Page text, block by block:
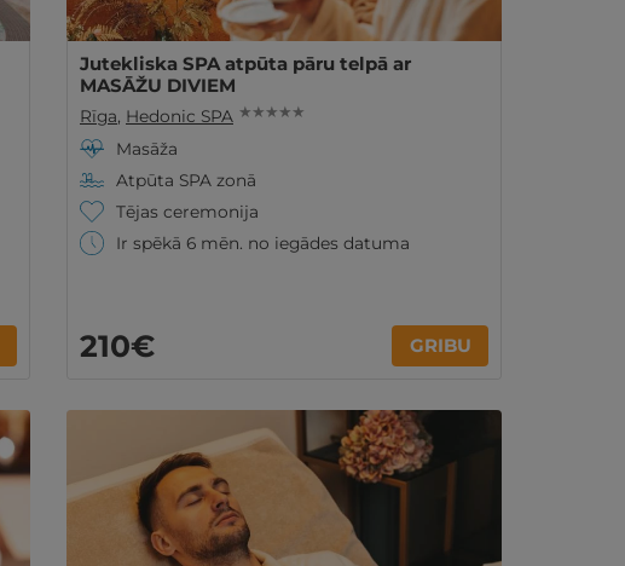
Jutekliska SPA atpūta pāru telpā ar
MASĀŽU DIVIEM
Rīga, Hedonic SPA ★ ★ ★ ★ ★
Masāža
Atpūta SPA zonā
Tējas ceremonija
Ir spēkā 6 mēn. no iegādes datuma
210€ GRIBU